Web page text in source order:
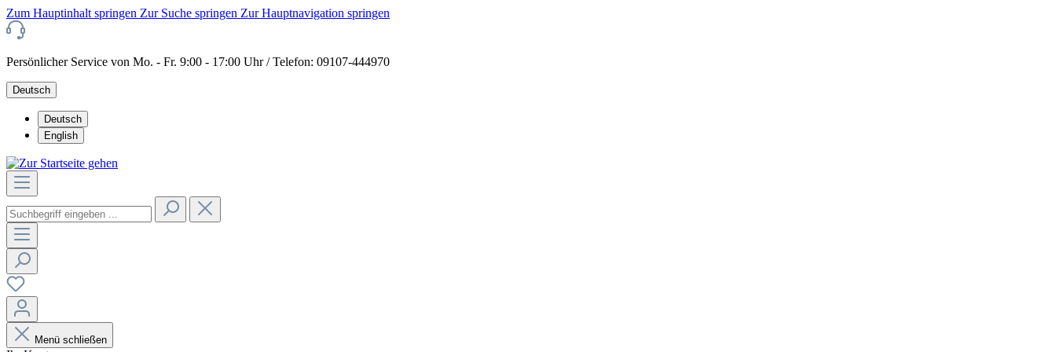
Zum Hauptinhalt springen Zur Suche springen Zur Hauptnavigation springen
Persönlicher Service von Mo. - Fr. 9:00 - 17:00 Uhr / Telefon: 09107-444970
Deutsch
Deutsch
English
Menü schließen